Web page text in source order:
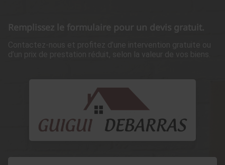
Remplissez le formulaire pour un devis gratuit.
Contactez-nous et profitez d’une intervention gratuite ou
d’un prix de prestation réduit, selon la valeur de vos biens.